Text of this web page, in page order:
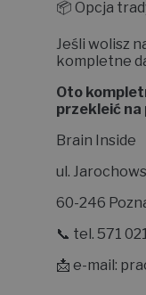
📦 Opcja
Jeśli wolisz
kompletne
Oto
przekleić na
Brain Inside
ul.
60-246
📞 tel. 571
📩 e-mail: